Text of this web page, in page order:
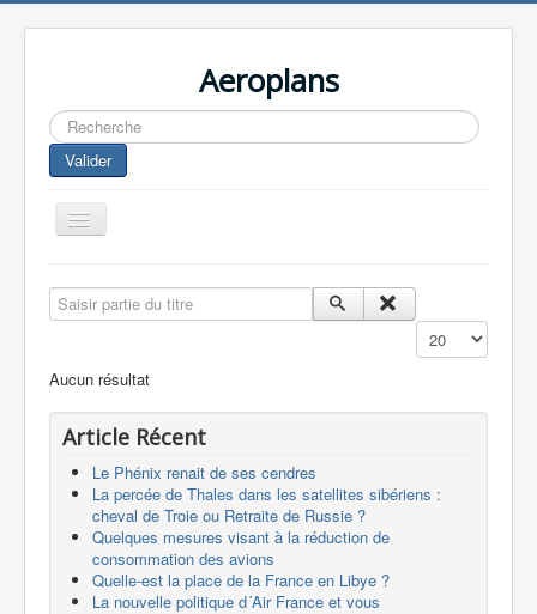
Aeroplans
Rechercher
Valider
Toggle
Navigation
Aviation Commerciale
Europespace
Drones
Saisir partie du titre
Affichage #
Aucun résultat
Article Récent
Le Phénix renait de ses cendres
La percée de Thales dans les satellites sibériens :
cheval de Troie ou Retraite de Russie ?
Quelques mesures visant à la réduction de
consommation des avions
Quelle-est la place de la France en Libye ?
La nouvelle politique d´Air France et vous